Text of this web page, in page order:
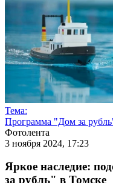
Тема:
Программа "Дом за
Фотолента
3 ноября 2024, 17:23
Яркое наследие:
за рубль" в Томске